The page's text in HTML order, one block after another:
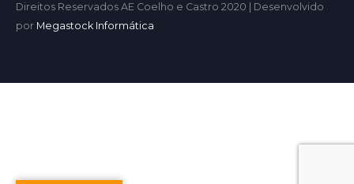
Direitos Reservados AE Coelho e Castro 2020 | Desenvolvido
por Megastock Informática